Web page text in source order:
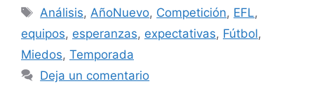
Etiquetas
Análisis, AñoNuevo, Competición, EFL,
equipos, esperanzas, expectativas, Fútbol,
Miedos, Temporada
Deja un comentario